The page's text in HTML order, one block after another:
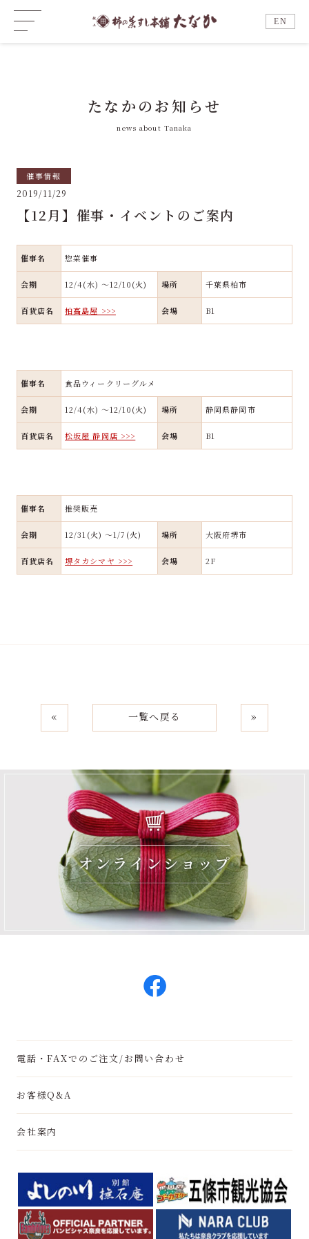
EN
たなかのお知らせ
news about Tanaka
催事情報
2019/11/29
【12月】催事・イベントのご案内
催事名 惣菜催事
会期 12/4(水) ～12/10(火) 場所 千葉県柏市
百貨店名 柏高島屋 >>> 会場 B1
催事名 食品ウィークリーグルメ
会期 12/4(水) ～12/10(火) 場所 静岡県静岡市
百貨店名 松坂屋 静岡店 >>> 会場 B1
催事名 推奨販売
会期 12/31(火) ～1/7(火) 場所 大阪府堺市
百貨店名 堺タカシマヤ >>> 会場 2F
« 一覧へ戻る »
電話・FAXでのご注文/お問い合わせ
お客様Q&A
会社案内